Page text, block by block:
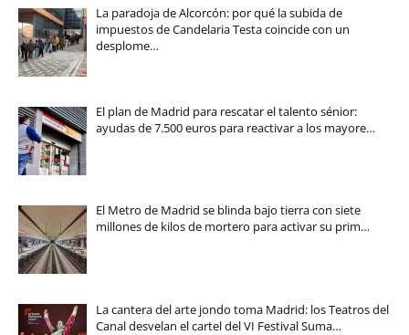
La paradoja de Alcorcón: por qué la subida de
impuestos de Candelaria Testa coincide con un
desplome…
El plan de Madrid para rescatar el talento sénior:
ayudas de 7.500 euros para reactivar a los mayore…
El Metro de Madrid se blinda bajo tierra con siete
millones de kilos de mortero para activar su prim…
La cantera del arte jondo toma Madrid: los Teatros del
Canal desvelan el cartel del VI Festival Suma…